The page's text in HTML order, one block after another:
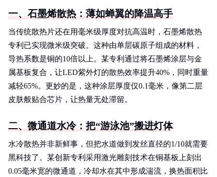
一、石墨烯散热：薄如蝉翼的降温高手
当传统散热片还在用毫米级厚度对抗高温时，石墨烯散热
专利已实现微米级突破。这种由单层碳原子组成的材料，
导热系数是铜的10倍以上。某专利通过将石墨烯涂层与金
属基板复合，让LED紫外灯的散热效率提升40%，同时重量
减轻65%。更妙的是，这种涂层厚度仅0.1毫米，像第二层
皮肤般贴合芯片，让热量无处滞留。
二、微通道水冷：把“游泳池”搬进灯体
水冷散热并非新鲜事，但把水道做到发丝直径的1/10就需要
黑科技了。某创新专利采用激光雕刻技术在铜基板上刻出
0.05毫米宽的微通道，冷却水在其中形成湍流，换热面积比